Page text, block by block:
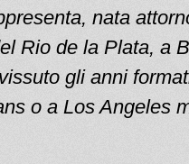
nata
Rio de la Plata, a
gli anni
o a Los Angeles